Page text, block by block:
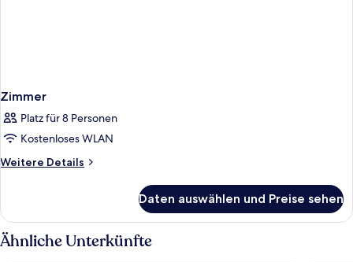
Zimmer
Platz für 8 Personen
Kostenloses WLAN
Weitere Details
Weitere
Daten auswählen und Preise sehen
Ähnliche Unterkünfte